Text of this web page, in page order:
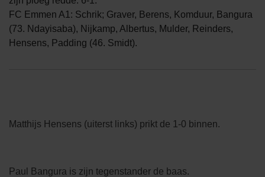
FC Emmen A1: Schrik; Graver, Berens, Komduur, Bangura
(73. Ndayisaba), Nijkamp, Albertus, Mulder, Reinders,
Hensens, Padding (46. Smidt).
Matthijs Hensens (uiterst links) prikt de 1-0 binnen.
Paul Bangura is zijn tegenstander de baas.